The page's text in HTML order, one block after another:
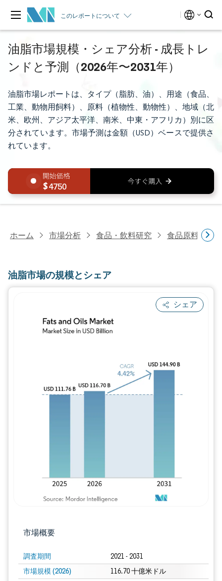
このレポートについて
油脂市場規模・シェア分析 - 成長トレ
ンドと予測（2026年〜2031年）
油脂市場レポートは、タイプ（脂肪、油）、用途（食品、
工業、動物用飼料）、原料（植物性、動物性）、地域（北
米、欧州、アジア太平洋、南米、中東・アフリカ）別に区
分されています。市場予測は金額（USD）ベースで提供さ
れています。
4750
ホーム 市場分析 食品・飲料研究 食品原料・食
油脂市場の規模とシェア
シェア
市場概要
調査期間 2021 - 2031
市場規模 (2026) 116.70 十億米ドル